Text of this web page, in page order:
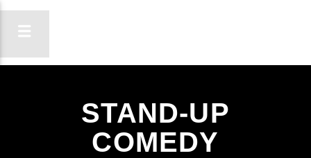
ON FM
LIGA-TE
STAND-UP
COMEDY